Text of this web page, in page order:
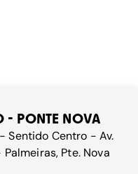
- PONTE NOVA
Sentido Centro - Av.
Pte. Nova